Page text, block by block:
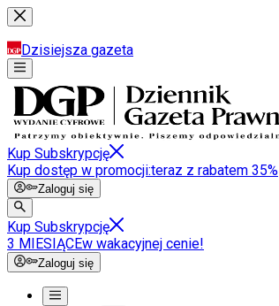
Dzisiejsza gazeta
Kup Subskrypcję
Kup dostęp w promocji:teraz z rabatem 35%
Zaloguj się
Kup Subskrypcję
3 MIESIĄCEw wakacyjnej cenie!
Zaloguj się